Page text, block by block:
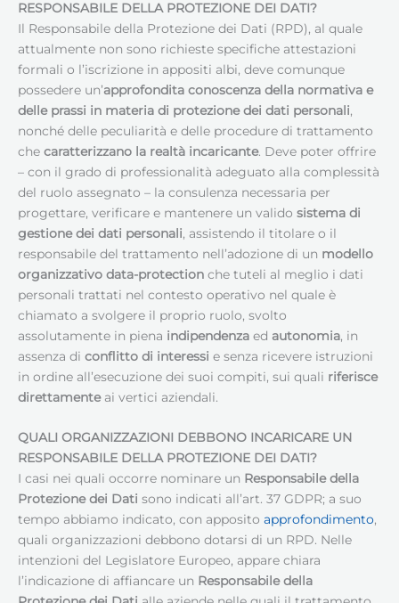
RESPONSABILE DELLA PROTEZIONE DEI DATI?
Il Responsabile della Protezione dei Dati (RPD), al quale
attualmente non sono richieste specifiche attestazioni
formali o l’iscrizione in appositi albi, deve comunque
possedere un’approfondita conoscenza della normativa e
delle prassi in materia di protezione dei dati personali,
nonché delle peculiarità e delle procedure di trattamento
che caratterizzano la realtà incaricante. Deve poter offrire
– con il grado di professionalità adeguato alla complessità
del ruolo assegnato – la consulenza necessaria per
progettare, verificare e mantenere un valido sistema di
gestione dei dati personali, assistendo il titolare o il
responsabile del trattamento nell’adozione di un modello
organizzativo data-protection che tuteli al meglio i dati
personali trattati nel contesto operativo nel quale è
chiamato a svolgere il proprio ruolo, svolto
assolutamente in piena indipendenza ed autonomia, in
assenza di conflitto di interessi e senza ricevere istruzioni
in ordine all’esecuzione dei suoi compiti, sui quali riferisce
direttamenteai vertici aziendali.
QUALI ORGANIZZAZIONI DEBBONO INCARICARE UN
RESPONSABILE DELLA PROTEZIONE DEI DATI?
I casi nei quali occorre nominare un Responsabile della
Protezione dei Dati sono indicati all’art. 37 GDPR; a suo
tempo abbiamo indicato, con apposito approfondimento,
quali organizzazioni debbono dotarsi di un RPD. Nelle
intenzioni del Legislatore Europeo, appare chiara
l’indicazione di affiancare un Responsabile della